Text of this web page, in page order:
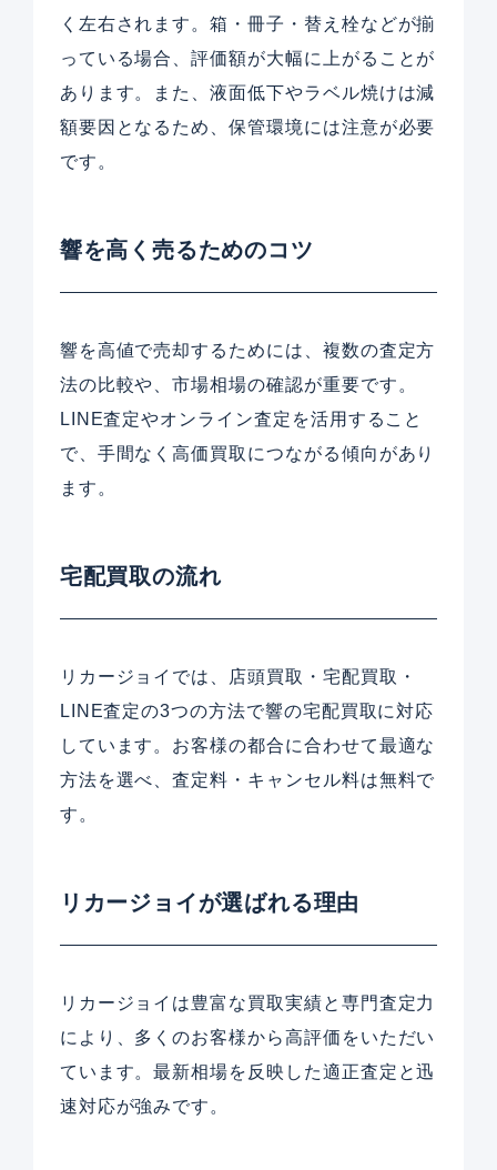
く左右されます。箱・冊子・替え栓などが揃
っている場合、評価額が大幅に上がることが
あります。また、液面低下やラベル焼けは減
額要因となるため、保管環境には注意が必要
です。
響を高く売るためのコツ
響を高値で売却するためには、複数の査定方
法の比較や、市場相場の確認が重要です。
LINE査定やオンライン査定を活用すること
で、手間なく高価買取につながる傾向があり
ます。
宅配買取の流れ
リカージョイでは、店頭買取・宅配買取・
LINE査定の3つの方法で響の宅配買取に対応
しています。お客様の都合に合わせて最適な
方法を選べ、査定料・キャンセル料は無料で
す。
リカージョイが選ばれる理由
リカージョイは豊富な買取実績と専門査定力
により、多くのお客様から高評価をいただい
ています。最新相場を反映した適正査定と迅
速対応が強みです。